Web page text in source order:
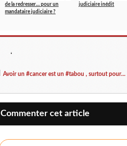
de la redresser… pour un
mandataire judiciaire ?
judiciaire inédit
Avoir un #cancer est un #tabou , surtout pour...
Commenter cet article